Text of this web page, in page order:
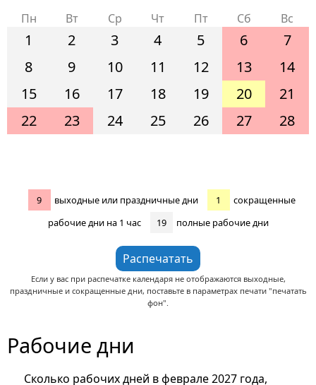
Пн Вт Ср Чт Пт Сб Вс
1 2 3 4 5 6
7
8
9 10 11 12 13
14
15
16 17 18 19 20
21
22
23 24 25 26 27 28
9 выходные или праздничные дни 1
сокращенные
рабочие дни на 1 час
19 полные рабочие дни
Если у вас при распечатке календаря не отображаются выходные,
праздничные и сокращенные дни, поставьте в параметрах печати "печатать
фон".
Рабочие дни
Сколько рабочих дней в феврале 2027 года,